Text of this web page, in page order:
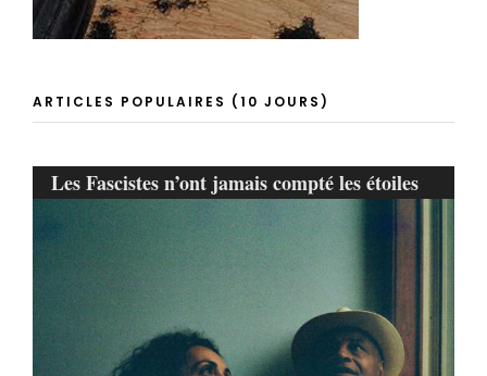
ARTICLES POPULAIRES (10 JOURS)
Les Fascistes n’ont jamais compté les étoiles